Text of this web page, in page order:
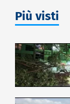
Più visti